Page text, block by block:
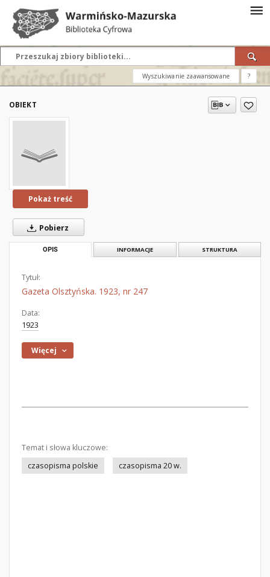
Wyszukiwanie zaawansowane ?
OBIEKT
Pokaż treść
Pobierz
OPIS INFORMACJE STRUKTURA
Tytuł:
Gazeta Olsztyńska. 1923, nr 247
Data:
1923
Więcej
Temat i słowa kluczowe:
czasopisma polskie
czasopisma 20 w.